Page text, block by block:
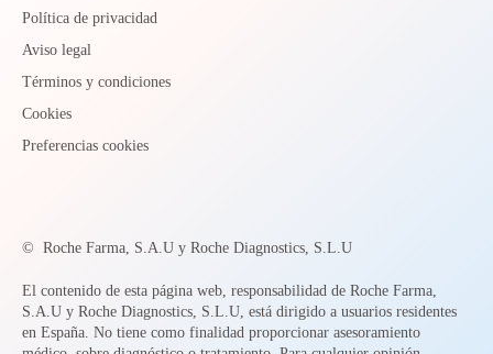
Política de privacidad
Aviso legal
Términos y condiciones
Cookies
Preferencias cookies
© Roche Farma, S.A.U y Roche Diagnostics, S.L.U
El contenido de esta página web, responsabilidad de Roche Farma,
S.A.U y Roche Diagnostics, S.L.U, está dirigido a usuarios residentes
en España. No tiene como finalidad proporcionar asesoramiento